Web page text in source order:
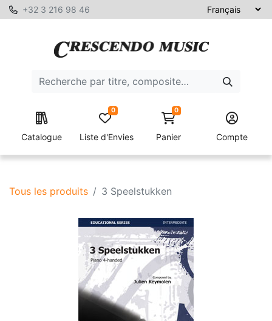
+32 3 216 98 46
Catalogue Liste d'Envies
0 0
Panier Compte
Tous les produits 3 Speelstukken